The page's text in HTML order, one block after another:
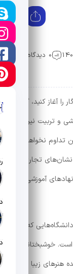
0 دیدگاه
آغاز کنید، گام
و تربیت نیروی
نخواهد
تجاری
آموزشی
که در
خوشبختانه
هنرهای زیبا